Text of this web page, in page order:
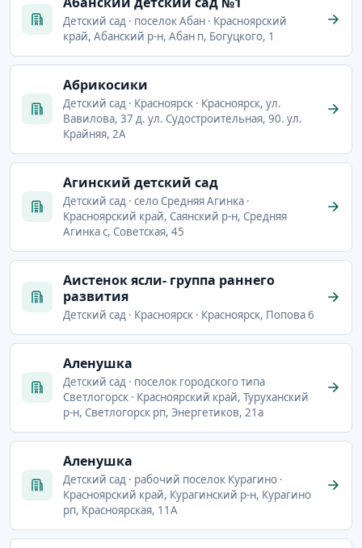
Детский сад · поселок Абан · Красноярский
край, Абанский р-н, Абан п, Богуцкого, 1
Абрикосики
Детский сад · Красноярск · Красноярск, ул.
Вавилова, 37 д. ул. Судостроительная, 90. ул.
Крайняя, 2А
Агинский детский сад
Детский сад · село Средняя Агинка ·
Красноярский край, Саянский р-н, Средняя
Агинка с, Советская, 45
Аистенок ясли- группа раннего
развития
Детский сад · Красноярск · Красноярск, Попова 6
Аленушка
Детский сад · поселок городского типа
Светлогорск · Красноярский край, Туруханский
р-н, Светлогорск рп, Энергетиков, 21а
Аленушка
Детский сад · рабочий поселок Курагино ·
Красноярский край, Курагинский р-н, Курагино
рп, Красноярская, 11А